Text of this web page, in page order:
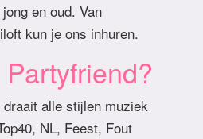
en oud. Van
kun je ons inhuren.
alle stijlen muziek
NL, Feest, Fout